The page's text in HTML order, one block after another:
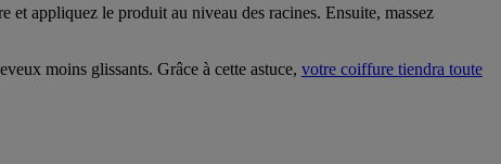
et appliquez le produit au niveau des racines. Ensuite, massez
moins glissants. Grâce à cette astuce, votre coiffure tiendra toute